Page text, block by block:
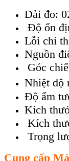
Dải đo:
Độ ổn
Lỗi chỉ
Nguồn
Góc
Nhiệt độ
Độ ẩm
Kích
Kích
Trọng
Cung cấp